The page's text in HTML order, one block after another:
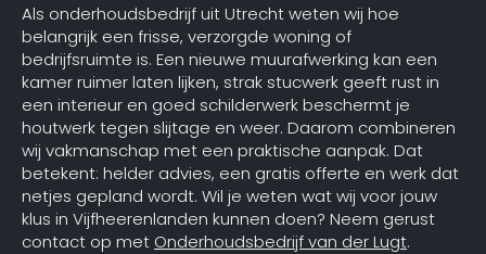
Als onderhoudsbedrijf uit Utrecht weten wij hoe
belangrijk een frisse, verzorgde woning of
bedrijfsruimte is. Een nieuwe muurafwerking kan een
kamer ruimer laten lijken, strak stucwerk geeft rust in
een interieur en goed schilderwerk beschermt je
houtwerk tegen slijtage en weer. Daarom combineren
wij vakmanschap met een praktische aanpak. Dat
betekent: helder advies, een gratis offerte en werk dat
netjes gepland wordt. Wil je weten wat wij voor jouw
klus in Vijfheerenlanden kunnen doen? Neem gerust
contact op met Onderhoudsbedrijf van der Lugt.